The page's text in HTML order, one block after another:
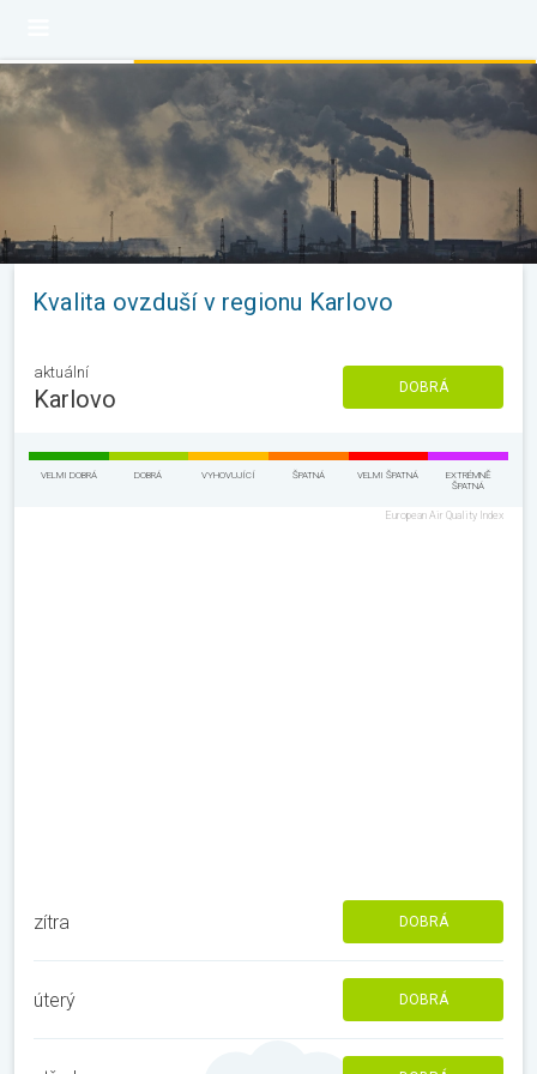
Kvalita ovzduší v regionu Karlovo
aktuální
Karlovo DOBRÁ
VELMI DOBRÁ DOBRÁ VYHOVUJÍCÍ ŠPATNÁ VELMI ŠPATNÁ
EXTRÉMNĚ
ŠPATNÁ
European Air Quality Index
zítra DOBRÁ
úterý DOBRÁ